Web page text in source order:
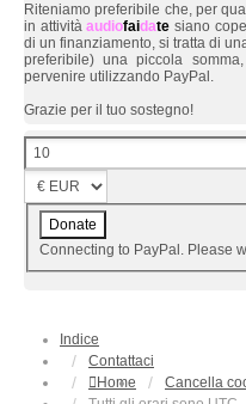
Riteniamo preferibile che, per
in attivitàaudiofaidate siano
di un finanziamento, si tratta di
preferibile) una piccola
pervenire utilizzando PayPal.
Grazie per il tuo sostegno!
Connecting to PayPal. Please
Indice
Contattaci
Home
Cancella